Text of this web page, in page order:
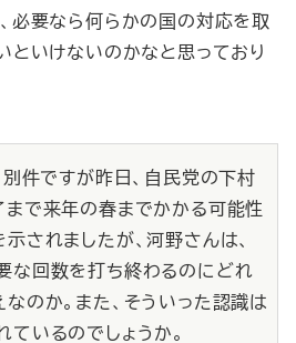
必要なら何らかの国の対応を取
といけないのかなと思っており
別件ですが昨日、自民党の下村
まで来年の春までかかる可能性
されましたが、河野さんは、
な回数を打ち終わるのにどれ
のか。また、そういった認識は
いるのでしょうか。